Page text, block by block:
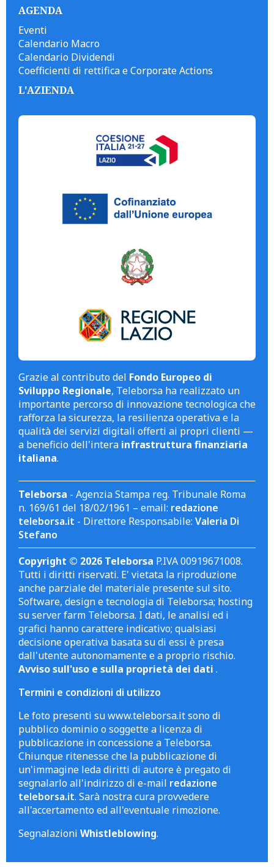
AGENDA
Eventi
Calendario Macro
Calendario Dividendi
Coefficienti di rettifica e Corporate Actions
L'AZIENDA
Grazie al contributo del Fondo Europeo di
Sviluppo Regionale, Teleborsa ha realizzato un
importante percorso di innovazione tecnologica che
rafforza la sicurezza, la resilienza operativa e la
qualità dei servizi digitali offerti ai propri clienti —
a beneficio dell'intera infrastruttura finanziaria
italiana.
Teleborsa - Agenzia Stampa reg. Tribunale Roma
n. 169/61 del 18/02/1961 – email: redazione
teleborsa.it - Direttore Responsabile: Valeria Di
Stefano
Copyright © 2026 Teleborsa P.IVA 00919671008.
Tutti i diritti riservati. E' vietata la riproduzione
anche parziale del materiale presente sul sito.
Software, design e tecnologia di Teleborsa; hosting
su server farm Teleborsa. I dati, le analisi ed i
grafici hanno carattere indicativo; qualsiasi
decisione operativa basata su di essi è presa
dall'utente autonomamente e a proprio rischio.
Avviso sull'uso e sulla proprietà dei dati .
Termini e condizioni di utilizzo
Le foto presenti su www.teleborsa.it sono di
pubblico dominio o soggette a licenza di
pubblicazione in concessione a Teleborsa.
Chiunque ritenesse che la pubblicazione di
un'immagine leda diritti di autore è pregato di
segnalarlo all'indirizzo di e-mail redazione
teleborsa.it. Sarà nostra cura provvedere
all'accertamento ed all'eventuale rimozione.
Segnalazioni Whistleblowing.